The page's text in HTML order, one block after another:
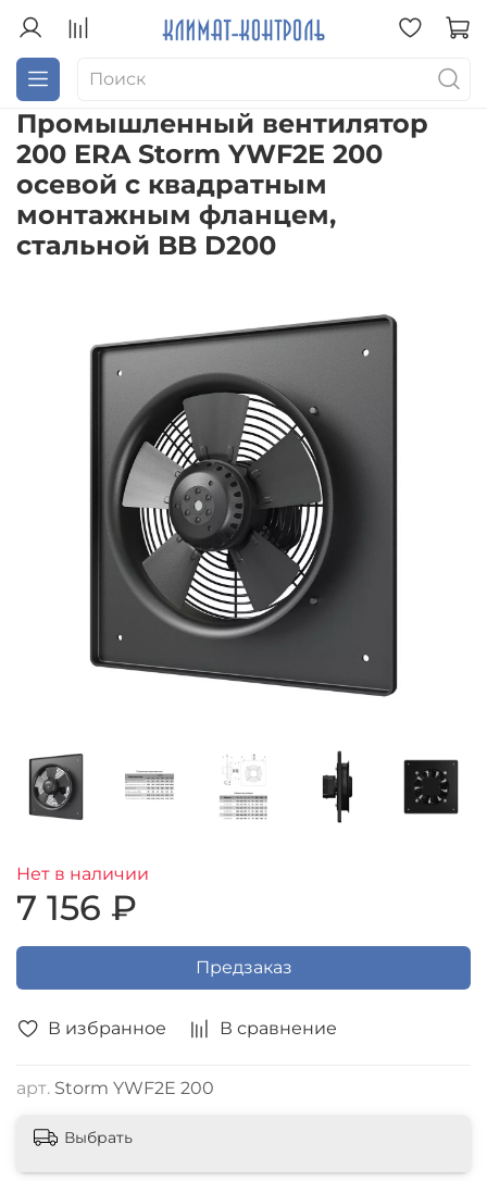
Промышленный вентилятор
200 ERA Storm YWF2E 200
осевой с квадратным
монтажным фланцем,
стальной BB D200
В избранное В сравнение
арт. Storm YWF2E 200
Нет в наличии
7 156 ₽
Предзаказ
Выбрать